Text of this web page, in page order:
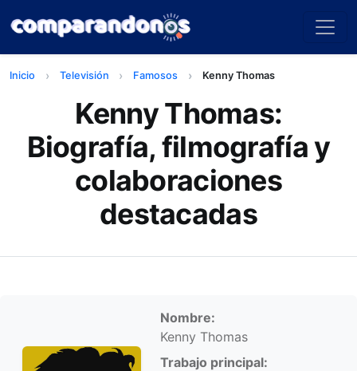
Inicio Televisión Famosos Kenny Thomas
Kenny Thomas:
Biografía, filmografía y
colaboraciones
destacadas
Información personal
Nombre:
Kenny Thomas
Trabajo principal: